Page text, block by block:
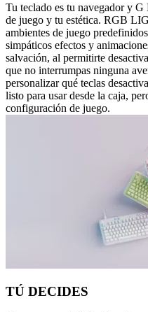
Tu teclado es tu navegador y
de juego y tu estética. RGB
ambientes de juego
simpáticos efectos y
salvación, al permitirte
que no interrumpas ninguna
personalizar qué teclas
listo para usar desde la caja,
configuración de juego.
TÚ DECIDES